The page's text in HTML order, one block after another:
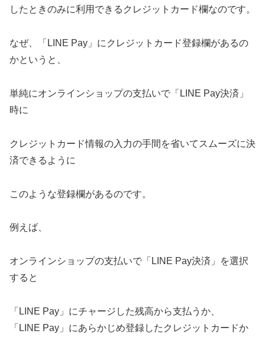
したときのみに利用できるクレジットカード欄なのです。
なぜ、「LINE Pay」にクレジットカード登録欄があるの
かというと、
単純にオンラインショップの支払いで「LINE Pay決済」
時に
クレジットカード情報の入力の手間を省いてスムーズに決
済できるように
このような登録欄があるのです。
例えば、
オンラインショップの支払いで「LINE Pay決済」を選択
すると
「LINE Pay」にチャージした残高から支払うか、
「LINE Pay」にあらかじめ登録したクレジットカードか